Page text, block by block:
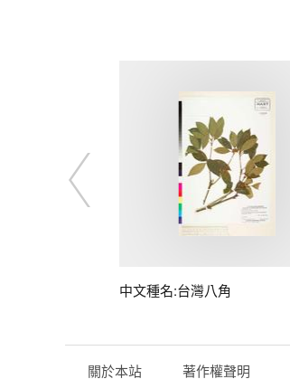
中文種名:台灣八角
關於本站 著作權聲明